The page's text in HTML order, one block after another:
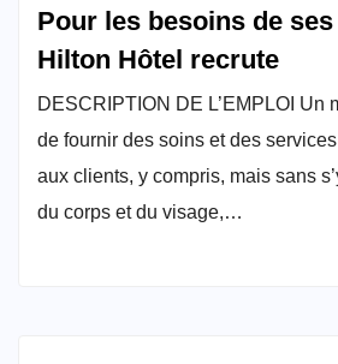
Pour les besoins de
Hilton Hôtel recrute
DESCRIPTION DE L’EMPLOI Un
de fournir des soins et des
aux clients, y compris, mais sans
du corps et du visage,…